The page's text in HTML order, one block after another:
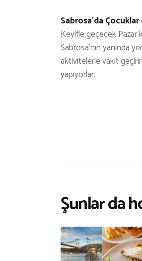
Sabrosa’da
Keyifle geçecek Pazar
Sabrosa’nın yanında
aktivitelerle vakit
yapıyorlar.
Şunlar da